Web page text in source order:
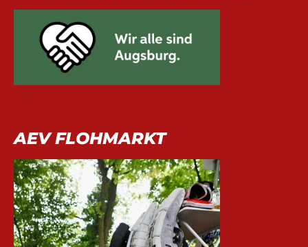
AEV FLOHMARKT